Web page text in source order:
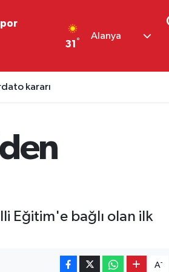
31 °
Alanya
kararı
Eğitim'e bağlı olan ilk
A-